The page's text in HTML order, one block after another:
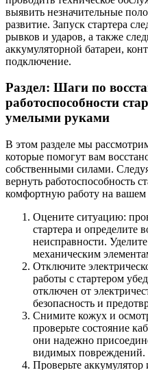
выявить незначительные
развитие. Запуск стартера
рывков и ударов, а также
аккумуляторной батареи,
подключение.
Раздел: Шаги по
работоспособности
умелыми руками
В этом разделе мы
которые помогут вам
собственными силами.
вернуть работоспособность
комфортную работу на вашем
Оцените ситуацию:
стартера и
неисправности.
механическим
Отключите
работы с стартером
отключен от
безопасность и
Снимите кожух и
проверьте состояние
они надежно
видимых повреждений.
Проверьте аккумулятор